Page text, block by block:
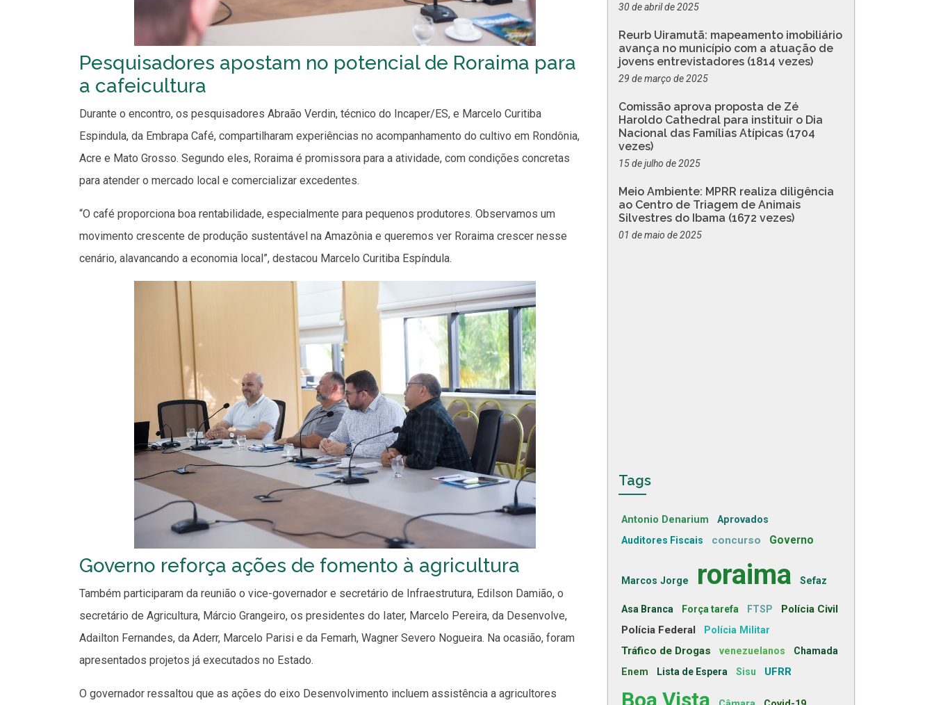
Pesquisadores apostam no potencial de Roraima para
a cafeicultura
Durante o encontro, os pesquisadores Abraão Verdin, técnico do Incaper/ES, e Marcelo Curitiba
Espindula, da Embrapa Café, compartilharam experiências no acompanhamento do cultivo em Rondônia,
Acre e Mato Grosso. Segundo eles, Roraima é promissora para a atividade, com condições concretas
para atender o mercado local e comercializar excedentes.
“O café proporciona boa rentabilidade, especialmente para pequenos produtores. Observamos um
movimento crescente de produção sustentável na Amazônia e queremos ver Roraima crescer nesse
cenário, alavancando a economia local”, destacou Marcelo Curitiba Espíndula.
Governo reforça ações de fomento à agricultura
Também participaram da reunião o vice-governador e secretário de Infraestrutura, Edilson Damião, o
secretário de Agricultura, Márcio Grangeiro, os presidentes do Iater, Marcelo Pereira, da Desenvolve,
Adailton Fernandes, da Aderr, Marcelo Parisi e da Femarh, Wagner Severo Nogueira. Na ocasião, foram
apresentados projetos já executados no Estado.
O governador ressaltou que as ações do eixo Desenvolvimento incluem assistência a agricultores
30 de abril de 2025
Reurb Uiramutã: mapeamento imobiliário
avança no município com a atuação de
jovens entrevistadores (1814 vezes)
29 de março de 2025
Comissão aprova proposta de Zé
Haroldo Cathedral para instituir o Dia
Nacional das Famílias Atípicas (1704
vezes)
15 de julho de 2025
Meio Ambiente: MPRR realiza diligência
ao Centro de Triagem de Animais
Silvestres do Ibama (1672 vezes)
01 de maio de 2025
Tags
Antonio Denarium Aprovados
Auditores Fiscais concurso Governo
Marcos Jorge roraima Sefaz
Asa Branca Força tarefa FTSP
Polícia Civil
Polícia Federal
Polícia Militar
Tráfico de Drogas venezuelanos
Chamada
Enem
Lista de Espera Sisu UFRR
Boa Vista